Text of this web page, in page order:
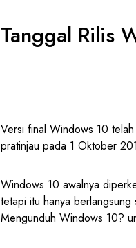
Tanggal Rilis
Versi final Windows 10
pratinjau pada 1 Oktober
Windows 10 awalnya
tetapi itu hanya
Mengunduh Windows 10?